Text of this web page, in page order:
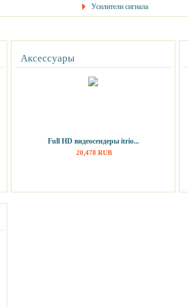
Усилители сигнала
Аксессуары
Full HD видеосендеры itrio...
20,478 RUB